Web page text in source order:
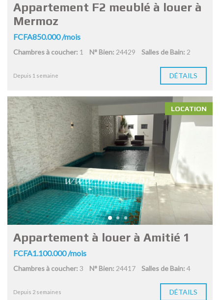
Appartement F2 meublé à louer à
Mermoz
FCFA850.000 /mois
Chambres à coucher: 1 N° Bien: 24429 Salles de Bain: 2
Depuis 1 semaine DÉTAILS
LOCATION
Appartement à louer à Amitié 1
FCFA1.100.000 /mois
Chambres à coucher: 3 N° Bien: 24417 Salles de Bain: 4
Depuis 2 semaines DÉTAILS